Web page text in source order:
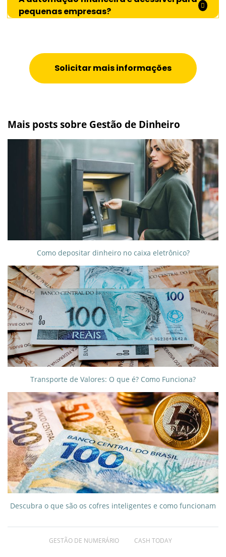
pequenas empresas?
Solicitar mais informações
Mais posts sobre Gestão de Dinheiro
Como depositar dinheiro no caixa eletrônico?
Transporte de Valores: O que é? Como Funciona?
Descubra o que são os cofres inteligentes e como funcionam
GESTÃO DE NUMERÁRIO CASH TODAY